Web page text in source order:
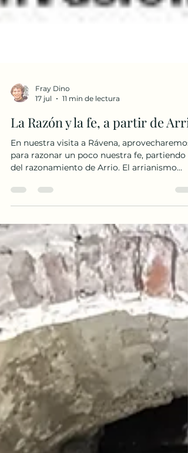
Fray Dino
La Razón y la fe, a partir de Arrio
En nuestra visita a Rávena, aprovecharemos
para razonar un poco nuestra fe, partiendo
llega a Italia y España de la mano de los
pueblos germánicos y, sobre todo, de los
ostrogodos. 1. El arrianismo nace en Oriente
Todo comenzó hacia el año 318 en
El sacerdote Arrio enseñó que: «El Hijo no es
eterno como el Padre.» La controversia fue
tan grande que el emperador Constantino I
convocó el Nicea en el año 325. El concilio
conde